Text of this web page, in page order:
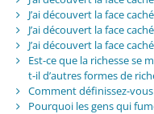
J’ai découvert la face
J’ai découvert la face
J’ai découvert la face
Est-ce que la richesse se
t-il d’autres formes de
Comment définissez-
Pourquoi les gens qui